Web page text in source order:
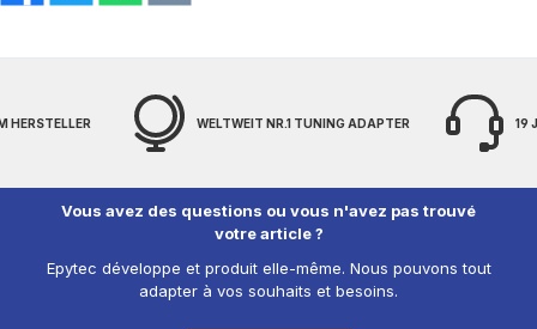
HERSTELLER WELTWEIT NR.1 TUNING ADAPTER 19
Vous avez des questions ou vous n'avez pas trouvé
votre article ?
Epytec développe et produit elle-même. Nous pouvons tout
adapter à vos souhaits et besoins.